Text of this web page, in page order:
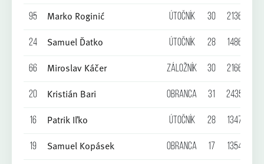
95 Marko Roginić Útočník 30 2136
24 Samuel Ďatko Útočník 28 1486
66 Miroslav Káčer Záložník 30 2166
20 Kristián Bari Obranca 31 2435
16 Patrik Iľko Útočník 28 1347
19 Samuel Kopásek Obranca 17 1354